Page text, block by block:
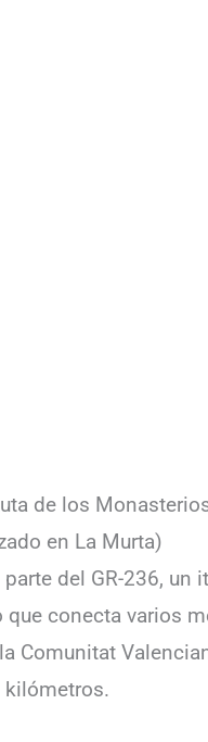
de los
en La Murta)
del GR-236, un
que conecta varios
Comunitat
kilómetros.